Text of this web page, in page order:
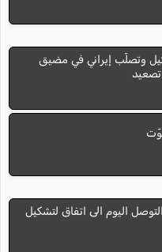
وتصلّب إيراني في مضيق
اليوم الى اتفاق لتشكيل